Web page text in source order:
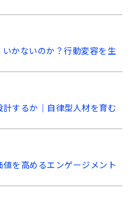
かないのか？行動変容を生
するか｜自律型人材を育む
を高めるエンゲージメント